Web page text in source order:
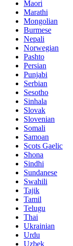
Maori
Marathi
Mongolian
Burmese
Nepali
Norwegian
Pashto
Persian
Punjabi
Serbian
Sesotho
Sinhala
Slovak
Slovenian
Somali
Samoan
Scots Gaelic
Shona
Sindhi
Sundanese
Swahili
Tajik
Tamil
Telugu
Thai
Ukrainian
Urdu
Uzbek